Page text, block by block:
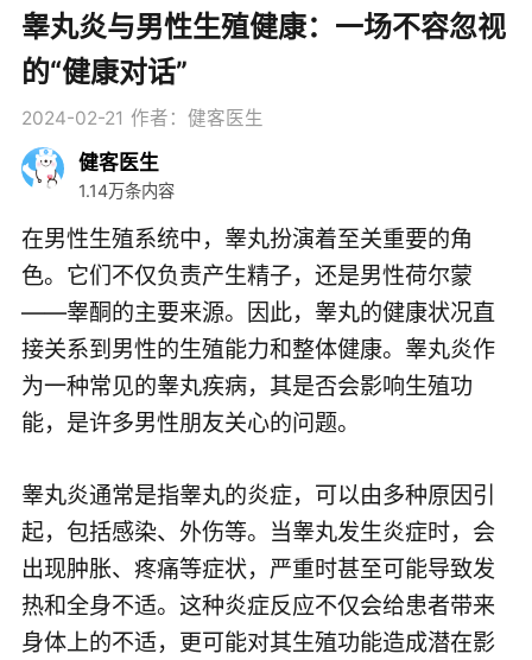
睾丸炎与男性生殖健康：一场不容忽视
的“健康对话”
2024-02-21 作者：健客医生
健客医生
1.14万条内容
在男性生殖系统中，睾丸扮演着至关重要的角
色。它们不仅负责产生精子，还是男性荷尔蒙
——睾酮的主要来源。因此，睾丸的健康状况直
接关系到男性的生殖能力和整体健康。睾丸炎作
为一种常见的睾丸疾病，其是否会影响生殖功
能，是许多男性朋友关心的问题。
睾丸炎通常是指睾丸的炎症，可以由多种原因引
起，包括感染、外伤等。当睾丸发生炎症时，会
出现肿胀、疼痛等症状，严重时甚至可能导致发
热和全身不适。这种炎症反应不仅会给患者带来
身体上的不适，更可能对其生殖功能造成潜在影